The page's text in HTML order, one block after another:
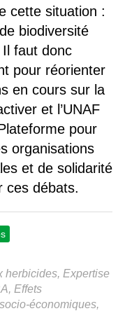
cette situation :
biodiversité
faut donc
pour réorienter
en cours sur la
et l’UNAF
pour
organisations
et de solidarité
ces débats.
herbicides, Expertise
Effets
économiques,